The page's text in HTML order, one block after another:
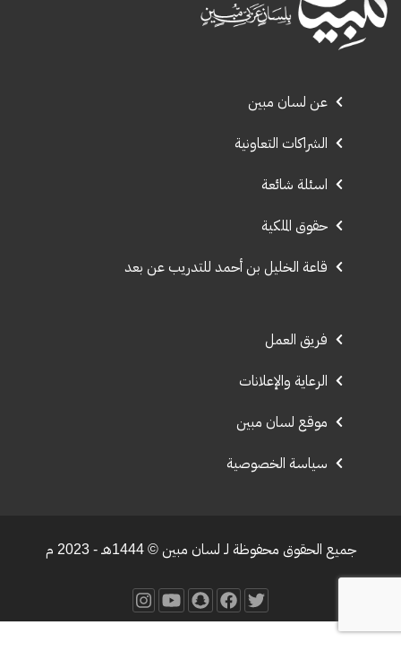
عن لسان مبين
الشراكات التعاونية
اسئلة شائعة
حقوق الملكية
قاعة الخليل بن أحمد للتدريب عن بعد
فريق العمل
الرعاية والإعلانات
موقع لسان مبين
سياسة الخصوصية
جميع الحقوق محفوظة لـ لسان مبين © 1444هـ - 2023 م